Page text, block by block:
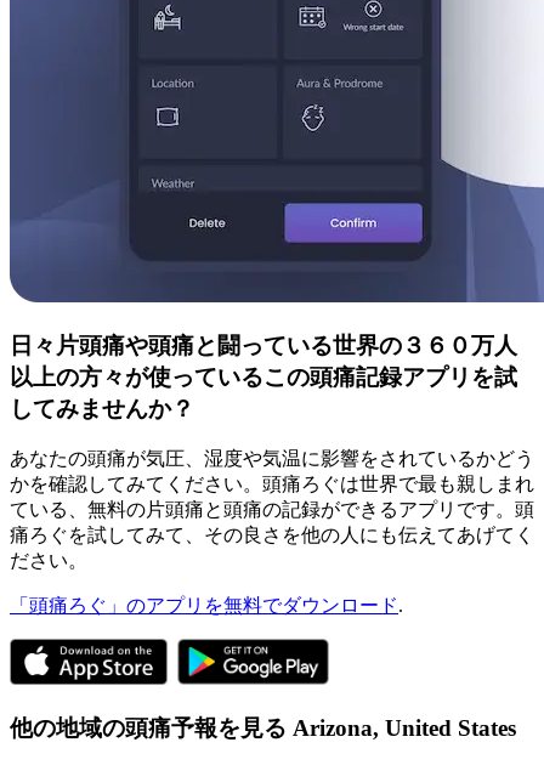
日々片頭痛や頭痛と闘っている世界の３６０万人
以上の方々が使っているこの頭痛記録アプリを試
してみませんか？
あなたの頭痛が気圧、湿度や気温に影響をされているかどう
かを確認してみてください。頭痛ろぐは世界で最も親しまれ
ている、無料の片頭痛と頭痛の記録ができるアプリです。頭
痛ろぐを試してみて、その良さを他の人にも伝えてあげてく
ださい。
「頭痛ろぐ」のアプリを無料でダウンロード.
他の地域の頭痛予報を見る Arizona, United States